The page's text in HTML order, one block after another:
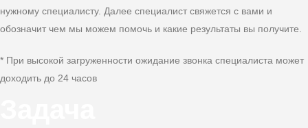
нужному специалисту. Далее специалист свяжется с вами и
обозначит чем мы можем помочь и какие результаты вы получите.
* При высокой загруженности ожидание звонка специалиста может
доходить до 24 часов